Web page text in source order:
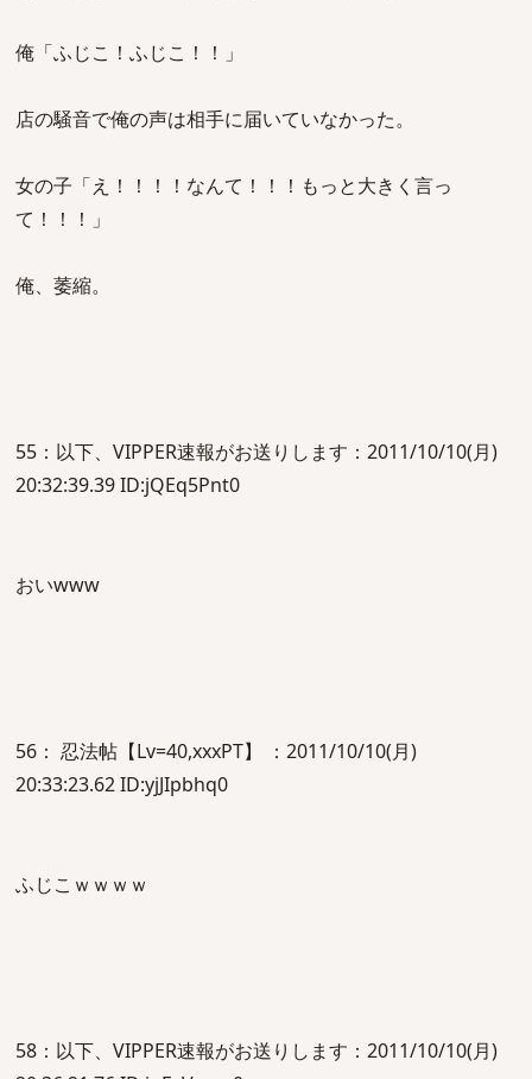
俺「ふじこ！ふじこ！！」
店の騒音で俺の声は相手に届いていなかった。
女の子「え！！！！なんて！！！もっと大きく言っ
て！！！」
俺、萎縮。
55：以下、VIPPER速報がお送りします：2011/10/10(月)
20:32:39.39 ID:jQEq5Pnt0
おいwww
56： 忍法帖【Lv=40,xxxPT】 ：2011/10/10(月)
20:33:23.62 ID:yjJIpbhq0
ふじこｗｗｗｗ
58：以下、VIPPER速報がお送りします：2011/10/10(月)